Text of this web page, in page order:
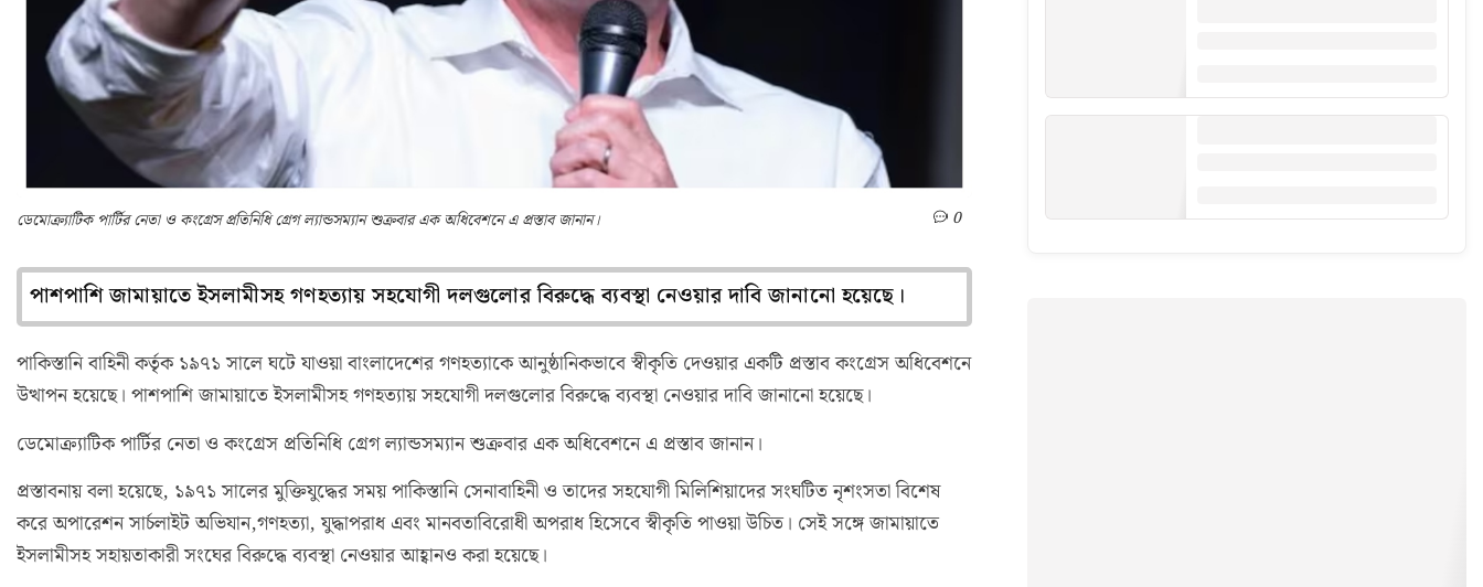
ডেমোক্র্যাটিক পার্টির নেতা ও কংগ্রেস প্রতিনিধি গ্রেগ ল্যান্ডসম্যান শুক্রবার এক অধিবেশনে এ প্রস্তাব জানান। 0
পাশপাশি জামায়াতে ইসলামীসহ গণহত্যায় সহযোগী দলগুলোর বিরুদ্ধে ব্যবস্থা নেওয়ার দাবি জানানো হয়েছে।
পাকিস্তানি বাহিনী কর্তৃক ১৯৭১ সালে ঘটে যাওয়া বাংলাদেশের গণহত্যাকে আনুষ্ঠানিকভাবে স্বীকৃতি দেওয়ার একটি প্রস্তাব কংগ্রেস অধিবেশনে
উত্থাপন হয়েছে। পাশপাশি জামায়াতে ইসলামীসহ গণহত্যায় সহযোগী দলগুলোর বিরুদ্ধে ব্যবস্থা নেওয়ার দাবি জানানো হয়েছে।
ডেমোক্র্যাটিক পার্টির নেতা ও কংগ্রেস প্রতিনিধি গ্রেগ ল্যান্ডসম্যান শুক্রবার এক অধিবেশনে এ প্রস্তাব জানান।
প্রস্তাবনায় বলা হয়েছে, ১৯৭১ সালের মুক্তিযুদ্ধের সময় পাকিস্তানি সেনাবাহিনী ও তাদের সহযোগী মিলিশিয়াদের সংঘটিত নৃশংসতা বিশেষ
করে অপারেশন সার্চলাইট অভিযান,গণহত্যা, যুদ্ধাপরাধ এবং মানবতাবিরোধী অপরাধ হিসেবে স্বীকৃতি পাওয়া উচিত। সেই সঙ্গে জামায়াতে
ইসলামীসহ সহায়তাকারী সংঘের বিরুদ্ধে ব্যবস্থা নেওয়ার আহ্বানও করা হয়েছে।